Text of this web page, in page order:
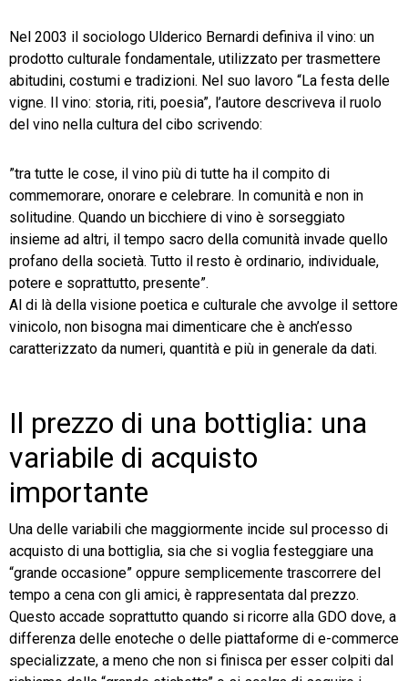
Nel 2003 il sociologo Ulderico Bernardi definiva il vino: un
prodotto culturale fondamentale, utilizzato per trasmettere
abitudini, costumi e tradizioni. Nel suo lavoro “La festa delle
vigne. Il vino: storia, riti, poesia”, l’autore descriveva il ruolo
del vino nella cultura del cibo scrivendo:
”tra tutte le cose, il vino più di tutte ha il compito di
commemorare, onorare e celebrare. In comunità e non in
solitudine. Quando un bicchiere di vino è sorseggiato
insieme ad altri, il tempo sacro della comunità invade quello
profano della società. Tutto il resto è ordinario, individuale,
potere e soprattutto, presente”.
Al di là della visione poetica e culturale che avvolge il settore
vinicolo, non bisogna mai dimenticare che è anch’esso
caratterizzato da numeri, quantità e più in generale da dati.
Il prezzo di una bottiglia: una
variabile di acquisto
importante
Una delle variabili che maggiormente incide sul processo di
acquisto di una bottiglia, sia che si voglia festeggiare una
“grande occasione” oppure semplicemente trascorrere del
tempo a cena con gli amici, è rappresentata dal prezzo.
Questo accade soprattutto quando si ricorre alla GDO dove, a
differenza delle enoteche o delle piattaforme di e-commerce
specializzate, a meno che non si finisca per esser colpiti dal